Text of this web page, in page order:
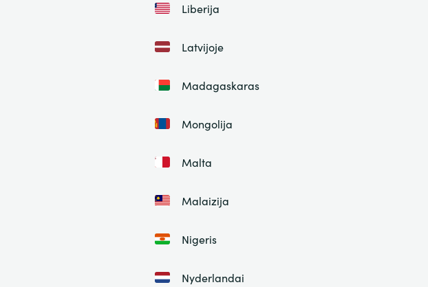
Liberija
Latvijoje
Madagaskaras
Mongolija
Malta
Malaizija
Nigeris
Nyderlandai